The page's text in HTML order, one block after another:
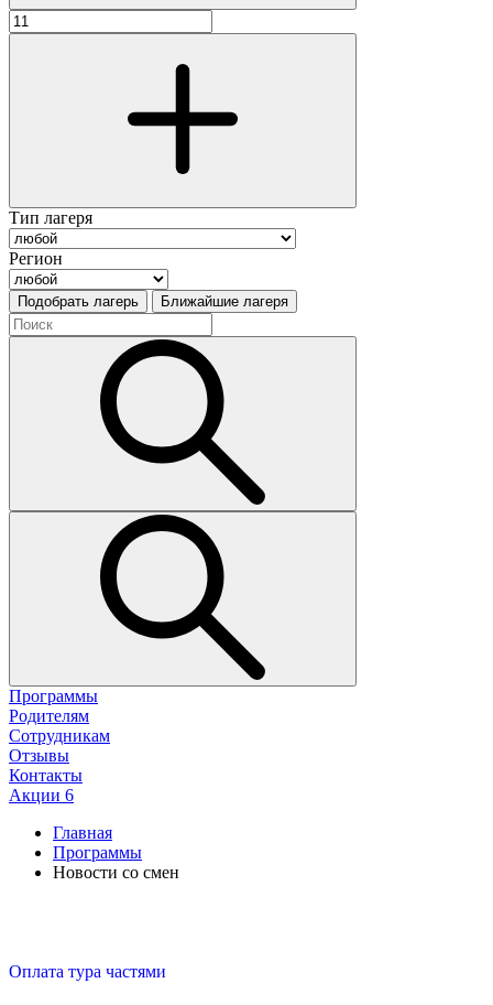
Тип лагеря
Регион
Подобрать лагерь Ближайшие лагеря
Программы
Родителям
Сотрудникам
Отзывы
Контакты
Акции 6
Главная
Программы
Новости со смен
Оплата тура частями